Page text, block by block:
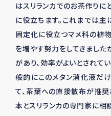
はスリランカでのお茶作り
に役立ちます。これまでは
固定化に役立つマメ科の植
を増やす努力をしてきまし
があり、効率がよいとされて
般的にこのメタン消化液だ
て、茶葉への直接散布が推奨
本とスリランカの専門家に